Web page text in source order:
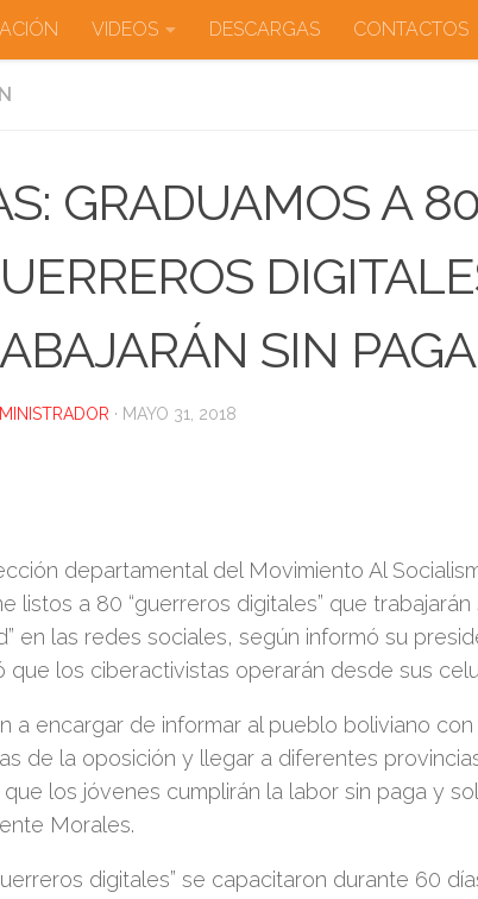
VIDEOS DESCARGAS CONTACTOS
GRADUAMOS A 80
SIN PAGA
· MAYO 31, 2018
departamental del Movimiento Al
listos a 80 “guerreros digitales” que trabajarán
en las redes sociales, según informó su
que los ciberactivistas operarán desde sus
a encargar de informar al pueblo boliviano
de la oposición y llegar a diferentes
los jóvenes cumplirán la labor sin paga y
Morales.
digitales” se capacitaron durante 60